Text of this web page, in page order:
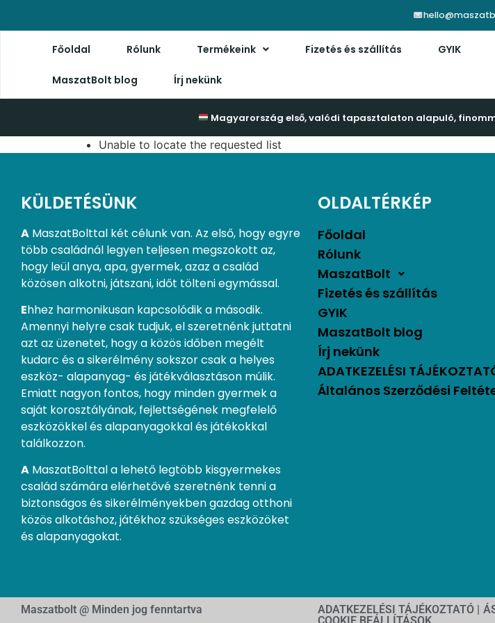
Főoldal Rólunk Termékeink Fizetés és szállítás GYIK
MaszatBolt blog Írj nekünk
Magyarország első, valódi tapasztalaton alapuló,
Unable to locate the requested list
KÜLDETÉSÜNK
A MaszatBolttal két célunk van. Az első, hogy egyre
több családnál legyen teljesen megszokott az,
hogy leül anya, apa, gyermek, azaz a család
közösen alkotni, játszani, időt tölteni egymással.
Ehhez harmonikusan kapcsolódik a második.
Amennyi helyre csak tudjuk, el szeretnénk juttatni
azt az üzenetet, hogy a közös időben megélt
kudarc és a sikerélmény sokszor csak a helyes
eszköz- alapanyag- és játékválasztáson múlik.
Emiatt nagyon fontos, hogy minden gyermek a
saját korosztályának, fejlettségének megfelelő
eszközökkel és alapanyagokkal és játékokkal
találkozzon.
A MaszatBolttal a lehető legtöbb kisgyermekes
család számára elérhetővé szeretnénk tenni a
biztonságos és sikerélményekben gazdag otthoni
közös alkotáshoz, játékhoz szükséges eszközöket
és alapanyagokat.
OLDALTÉRKÉP
Főoldal
Rólunk
MaszatBolt
Fizetés és szállítás
GYIK
MaszatBolt blog
Írj nekünk
ADATKEZELÉSI
Általános Szerződési
Maszatbolt @ Minden jog fenntartva ADATKEZELÉSI TÁJÉKOZTATÓ |